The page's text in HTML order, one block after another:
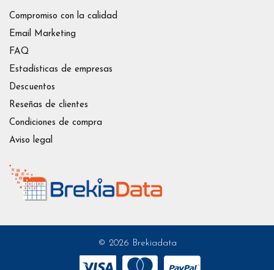
Compromiso con la calidad
Email Marketing
FAQ
Estadísticas de empresas
Descuentos
Reseñas de clientes
Condiciones de compra
Aviso legal
© 2026 Brekiadata